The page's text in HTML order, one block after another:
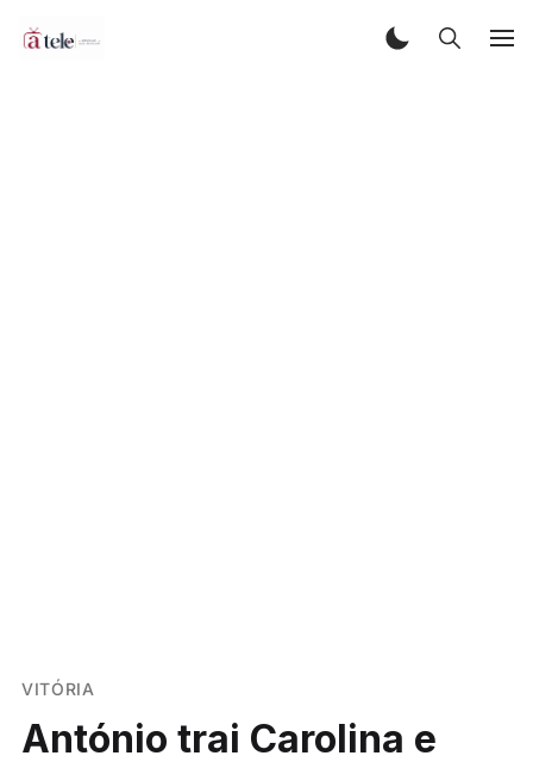
VITÓRIA
António trai Carolina e